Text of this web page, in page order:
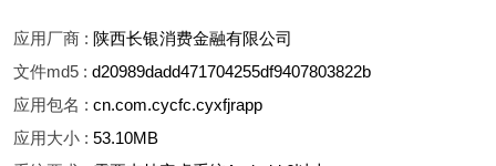
应用厂商 : 陕西长银消费金融有限公司
文件md5 : d20989dadd471704255df9407803822b
应用包名 : cn.com.cycfc.cyxfjrapp
应用大小 : 53.10MB